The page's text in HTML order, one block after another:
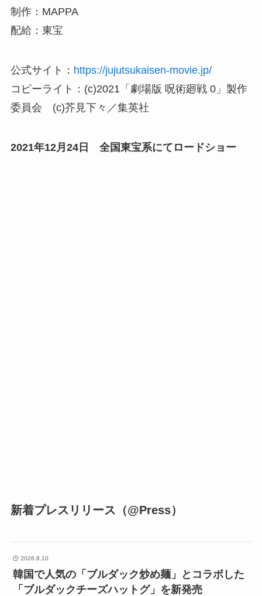
制作：MAPPA
配給：東宝
公式サイト： https://jujutsukaisen-movie.jp/
コピーライト：(c)2021「劇場版 呪術廻戦 0」製作
委員会 (c)芥見下々／集英社
2021年12月24日 全国東宝系にてロードショー
新着プレスリリース（@Press）
2026.8.10
韓国で人気の「ブルダック炒め麺」とコラボした
「ブルダックチーズハットグ」を新発売